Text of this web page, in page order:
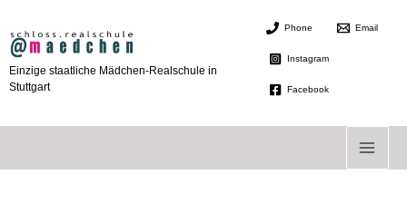
Inhalt
springen
Einzige staatliche Mädchen-Realschule in
Stuttgart
Phone Email
Instagram
Facebook